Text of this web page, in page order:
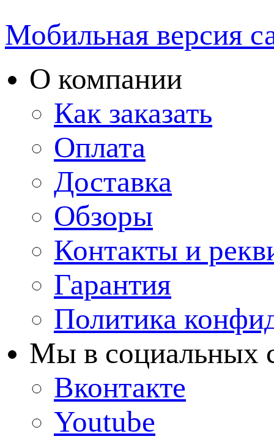
Мобильная версия
О компании
Как заказать
Оплата
Доставка
Обзоры
Контакты и
Гарантия
Политика
Мы в cоциальных
Вконтакте
Youtube